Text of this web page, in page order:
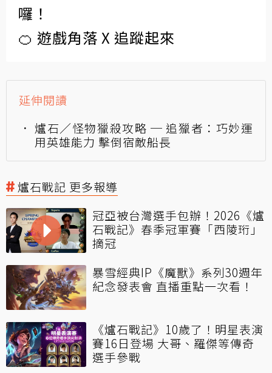
囉！
🍊 遊戲角落 X 追蹤起來
延伸閱讀
爐石／怪物獵殺攻略 ─ 追獵者：巧妙運
用英雄能力 擊倒宿敵船長
爐石戰記 更多報導
冠亞被台灣選手包辦！2026《爐
石戰記》春季冠軍賽「西陵珩」
摘冠
暴雪經典IP《魔獸》系列30週年
紀念發表會 直播重點一次看！
《爐石戰記》10歲了！明星表演
賽16日登場 大哥、羅傑等傳奇
選手參戰